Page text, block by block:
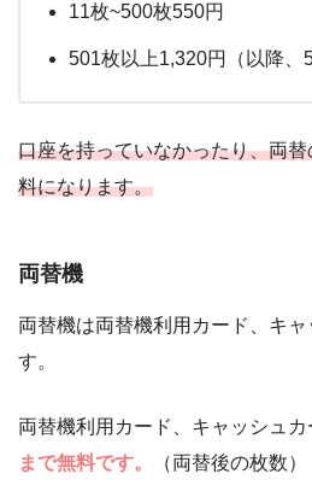
11枚~500枚550円
501枚以上1,320円（以降、
口座を持っていなかったり、両
料になります。
両替機
両替機は両替機利用カード、キ
す。
両替機利用カード、キャッシュカ
まで無料です。
（両替後の枚数）